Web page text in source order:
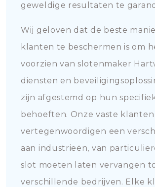
geweldige resultaten te
Wij geloven dat de beste
klanten te beschermen is om
voorzien van slotenmaker
diensten en
zijn afgestemd op hun
behoeften. Onze vaste klanten
vertegenwoordigen een
aan industrieën, van
slot moeten laten vervangen
verschillende bedrijven. Elke